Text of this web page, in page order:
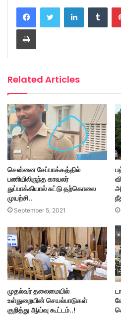
LinkedIn
Print
Related Articles
சென்னை சேப்பாக்கத்தில்
பணியிலிருந்த காவலர்
துப்பாக்கியால் சுட்டு தற்கொலை
முயற்சி..
September 5, 2021
முதல்வர் தலைமையில்
உள்துறையின் செயல்பாடுகள்
குறித்து ஆய்வு கூட்டம்..!